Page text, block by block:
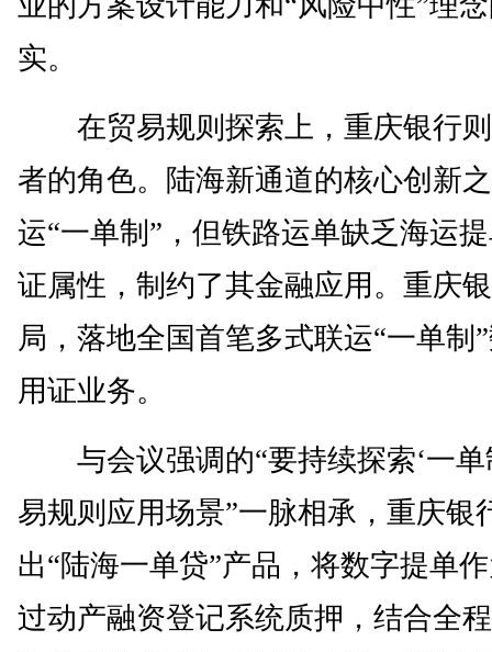
实。
在贸易规则探索上，重庆银行则
者的角色。陆海新通道的核心创新
运“一单制”，但铁路运单缺乏海运
证属性，制约了其金融应用。重庆
局，落地全国首笔多式联运“一单制
用证业务。
与会议强调的“要持续探索‘一单
易规则应用场景”一脉相承，重庆银
出“陆海一单贷”产品，将数字提单
过动产融资登记系统质押，结合全